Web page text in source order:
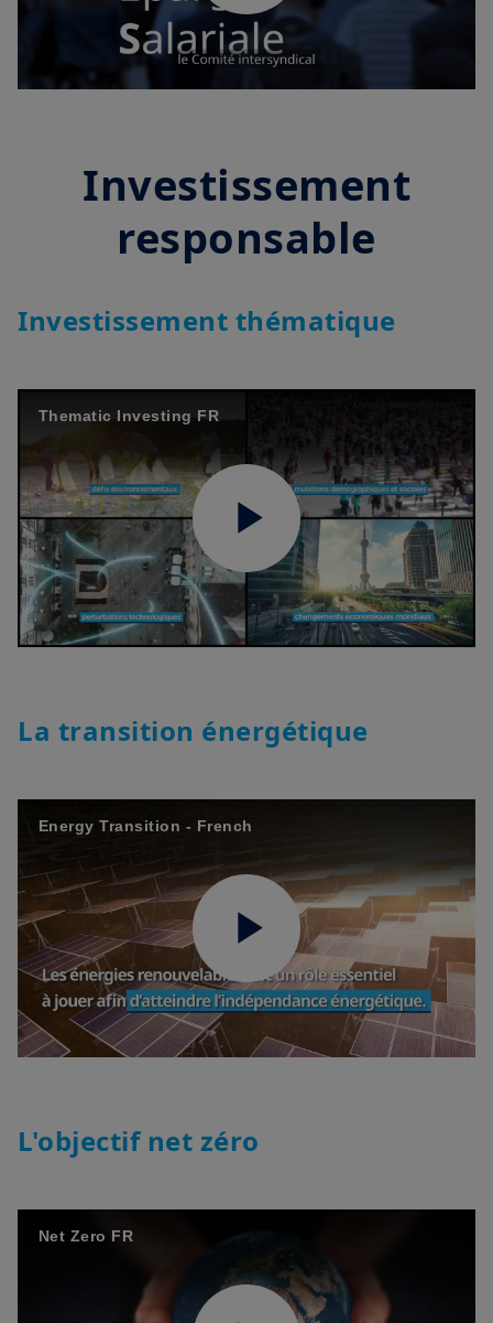
Play
Investissement
responsable
Investissement thématique
Thematic Investing FR
Play
La transition énergétique
Energy Transition - French
Play
L'objectif net zéro
Net Zero FR